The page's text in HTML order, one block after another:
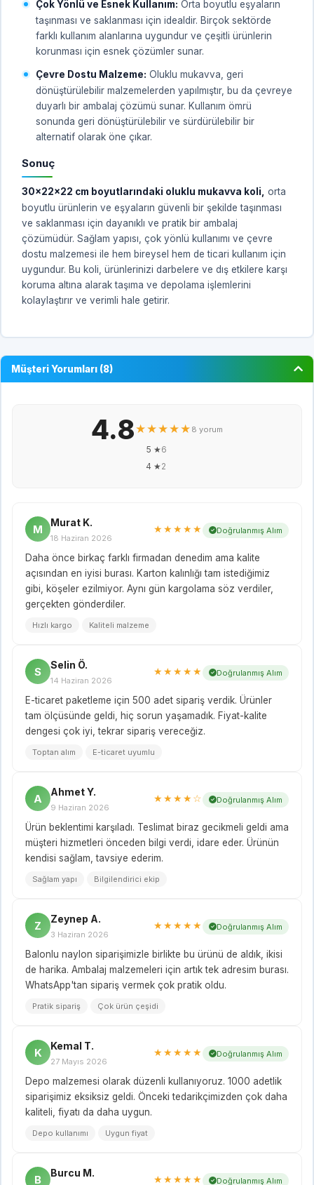
Çok Yönlü ve Esnek Kullanım: Orta boyutlu eşyaların
taşınması ve saklanması için idealdir. Birçok sektörde
farklı kullanım alanlarına uygundur ve çeşitli ürünlerin
korunması için esnek çözümler sunar.
Çevre Dostu Malzeme: Oluklu mukavva, geri
dönüştürülebilir malzemelerden yapılmıştır, bu da çevreye
duyarlı bir ambalaj çözümü sunar. Kullanım ömrü
sonunda geri dönüştürülebilir ve sürdürülebilir bir
alternatif olarak öne çıkar.
Sonuç
30x22x22 cm boyutlarındaki oluklu mukavva koli,
orta
boyutlu ürünlerin ve eşyaların güvenli bir şekilde taşınması
ve saklanması için dayanıklı ve pratik bir ambalaj
çözümüdür. Sağlam yapısı, çok yönlü kullanımı ve çevre
dostu malzemesi ile hem bireysel hem de ticari kullanım için
uygundur. Bu koli, ürünlerinizi darbelere ve dış etkilere karşı
koruma altına alarak taşıma ve depolama işlemlerini
kolaylaştırır ve verimli hale getirir.
Müşteri Yorumları (8)
4.8★★★★★ 8 yorum
5 ★6
4 ★2
M
Murat K.
18 Haziran 2026
★★★★★ Doğrulanmış Alım
Daha önce birkaç farklı firmadan denedim ama kalite
açısından en iyisi burası. Karton kalınlığı tam istediğimiz
gibi, köşeler ezilmiyor. Aynı gün kargolama söz verdiler,
gerçekten gönderdiler.
Hızlı kargo Kaliteli malzeme
S
Selin Ö.
14 Haziran 2026
★★★★★ Doğrulanmış Alım
E-ticaret paketleme için 500 adet sipariş verdik. Ürünler
tam ölçüsünde geldi, hiç sorun yaşamadık. Fiyat-kalite
dengesi çok iyi, tekrar sipariş vereceğiz.
Toptan alım E-ticaret uyumlu
A
Ahmet Y.
9 Haziran 2026
★★★★☆ Doğrulanmış Alım
Ürün beklentimi karşıladı. Teslimat biraz gecikmeli geldi ama
müşteri hizmetleri önceden bilgi verdi, idare eder. Ürünün
kendisi sağlam, tavsiye ederim.
Sağlam yapı Bilgilendirici ekip
Z
Zeynep A.
3 Haziran 2026
★★★★★ Doğrulanmış Alım
Balonlu naylon siparişimizle birlikte bu ürünü de aldık, ikisi
de harika. Ambalaj malzemeleri için artık tek adresim burası.
WhatsApp'tan sipariş vermek çok pratik oldu.
Pratik sipariş Çok ürün çeşidi
K
Kemal T.
27 Mayıs 2026
★★★★★ Doğrulanmış Alım
Depo malzemesi olarak düzenli kullanıyoruz. 1000 adetlik
siparişimiz eksiksiz geldi. Önceki tedarikçimizden çok daha
kaliteli, fiyatı da daha uygun.
Depo kullanımı Uygun fiyat
B
Burcu M.
★★★★★ Doğrulanmış Alım